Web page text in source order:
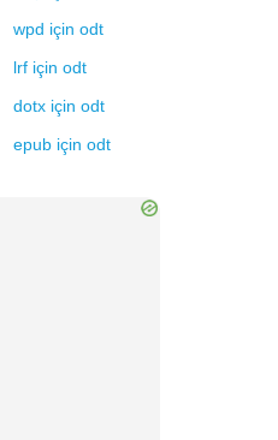
wpd için odt
lrf için odt
dotx için odt
epub için odt